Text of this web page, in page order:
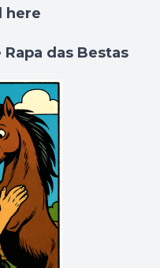
here
das Bestas